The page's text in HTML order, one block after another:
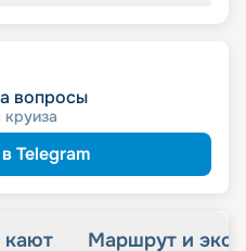
вопросы
Telegram
Маршрут и